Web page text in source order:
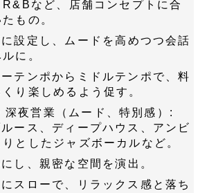
など、店舗コンセプトに合
もの。
設定し、ムードを高めつつ会話
に。
テンポからミドルテンポで、料
り楽しめるよう促す。
深夜営業（ムード、特別感）:
ルース、ディープハウス、アンビ
としたジャズボーカルなど。
し、親密な空間を演出。
スローで、リラックス感と落ち